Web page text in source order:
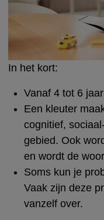
In het kort:
Vanaf 4 tot 6
Een kleuter
cognitief,
gebied. Ook
en wordt de
Soms kun je
Vaak zijn deze
vanzelf over.